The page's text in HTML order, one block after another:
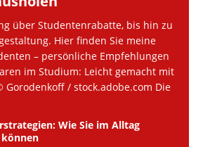
über Studentenrabatte, bis hin zu
Hier finden Sie meine
– persönliche Empfehlungen
im Studium: Leicht gemacht mit
/ stock.adobe.com Die
Wie Sie im Alltag